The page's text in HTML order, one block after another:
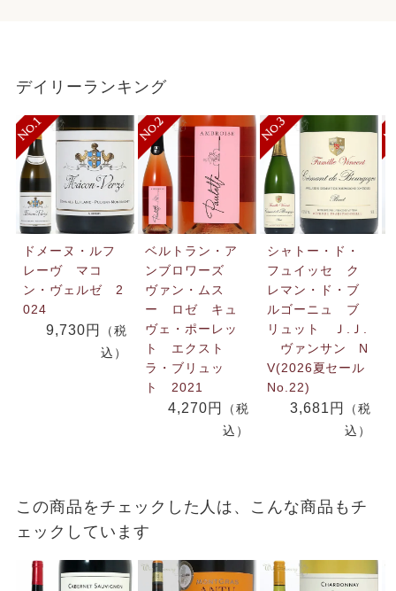
デイリーランキング
ドメーヌ・ルフ
レーヴ マコ
ン・ヴェルゼ 2
024
9,730円
（税
込）
ベルトラン・ア
ンブロワーズ
ヴァン・ムス
ー ロゼ キュ
ヴェ・ポーレッ
ト エクスト
ラ・ブリュッ
ト 2021
4,270円
（税
込）
シャトー・ド・
フュイッセ ク
レマン・ド・ブ
ルゴーニュ ブ
リュット Ｊ.Ｊ.
ヴァンサン N
V(2026夏セール
No.22)
3,681円
（税
込）
この商品をチェックした人は、こんな商品もチ
ェックしています